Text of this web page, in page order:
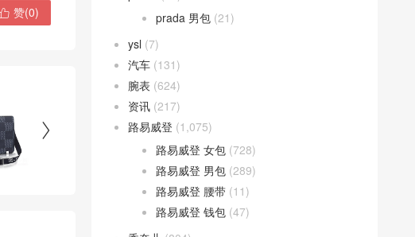
 赞(0)

prada 男包 (21)
ysl (7)
汽车 (131)
腕表 (624)
资讯 (217)
路易威登 (1,075)
路易威登 女包 (728)
路易威登 男包 (289)
路易威登 腰带 (11)
路易威登 钱包 (47)